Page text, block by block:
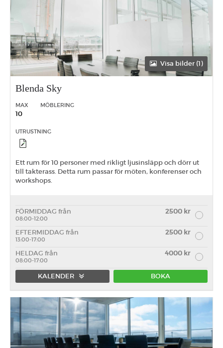
Visa bilder (1)
Blenda Sky
MAX
10
MÖBLERING
UTRUSTNING
Ett rum för 10 personer med rikligt ljusinsläpp och dörr ut
till takterass. Detta rum passar för möten, konferenser och
workshops.
FÖRMIDDAG från 2500 kr
08:00-12:00
EFTERMIDDAG från 2500 kr
13:00-17:00
HELDAG från 4000 kr
08:00-17:00
KALENDER BOKA
Förmiddag Eftermiddag Heldag